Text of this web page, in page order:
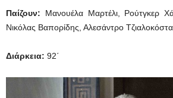
Παίζουν: Μανουέλα Μαρτέλι, Ρούτγκερ
Νικόλας Βαπορίδης, Αλεσάντρο
Διάρκεια: 92΄